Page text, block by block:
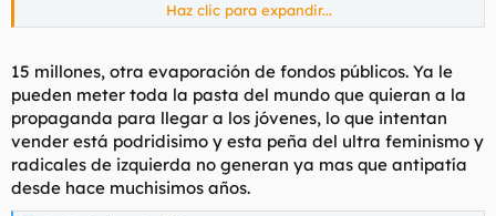
Sánchez contrata a 'la Rivers' para que haga publicidad de una marca de ropa que ha creado el Gobierno
Para hacer efectiva esta campaña, además de otras
acciones relacionadas, el Consejo de Ministros tuvo
que aprobar una transferencia de crédito, por...
www.eldebate.com
Haz clic para expandir...
15 millones, otra evaporación de fondos públicos. Ya le
pueden meter toda la pasta del mundo que quieran a la
propaganda para llegar a los jóvenes, lo que intentan
vender está podridisimo y esta peña del ultra feminismo y
radicales de izquierda no generan ya mas que antipatía
desde hace muchisimos años.